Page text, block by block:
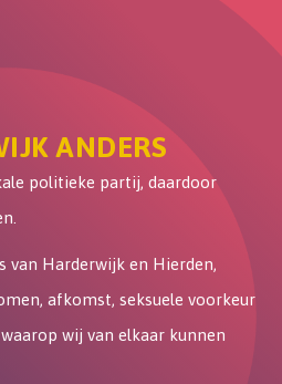
ANDERS
politieke partij, daardoor
van Harderwijk en Hierden,
afkomst, seksuele voorkeur
wij van elkaar kunnen